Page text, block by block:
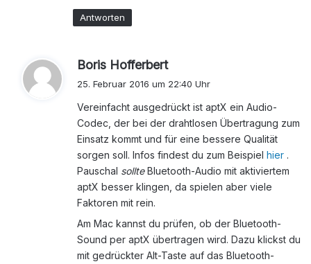
Antworten
Boris Hofferberts
t
:
25. Februar 2016 um 22:40 Uhr
Vereinfacht ausgedrückt ist aptX ein Audio-
Codec, der bei der drahtlosen Übertragung zum
Einsatz kommt und für eine bessere Qualität
sorgen soll. Infos findest du zum Beispiel hier .
Pauschal sollteBluetooth-Audio mit aktiviertem
aptX besser klingen, da spielen aber viele
Faktoren mit rein.
Am Mac kannst du prüfen, ob der Bluetooth-
Sound per aptX übertragen wird. Dazu klickst du
mit gedrückter Alt-Taste auf das Bluetooth-